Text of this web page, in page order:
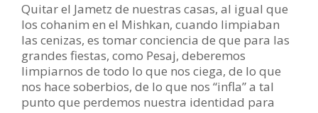
Quitar el Jametz de nuestras casas, al igual que
los cohanim en el Mishkan, cuando limpiaban
las cenizas, es tomar conciencia de que para las
grandes fiestas, como Pesaj, deberemos
limpiarnos de todo lo que nos ciega, de lo que
nos hace soberbios, de lo que nos “infla” a tal
punto que perdemos nuestra identidad para